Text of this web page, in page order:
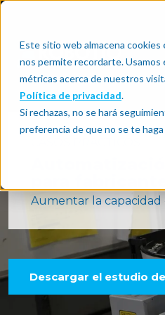
Este sitio web almacena
nos permite recordarte. Usamos
métricas acerca de nuestros
Política de privacidad.
Si rechazas, no se hará
preferencia de que no se te
Aumentar la
Descargar el estudio